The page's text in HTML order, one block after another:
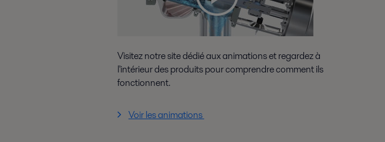
Visitez notre site dédié aux animations et regardez à
l'intérieur des produits pour comprendre comment ils
fonctionnent.
Voir les animations